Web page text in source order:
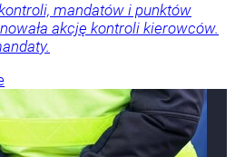
mandatów i punktów
akcję kontroli kierowców.